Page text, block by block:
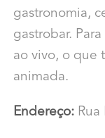
gastronomia,
gastrobar.
ao vivo, o que
animada.
Endereço: